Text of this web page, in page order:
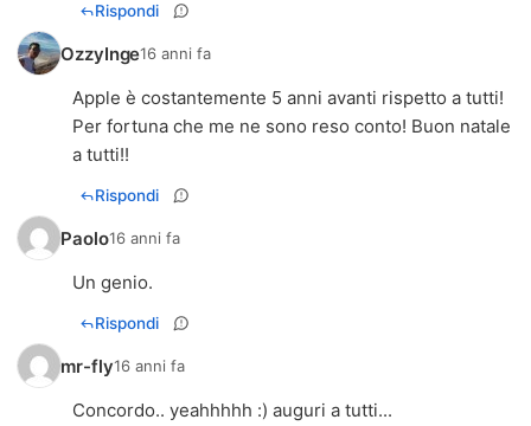
Rispondi
OzzyInge16 anni fa
Apple è costantemente 5 anni avanti rispetto a tutti!
Per fortuna che me ne sono reso conto! Buon natale
a tutti!!
Rispondi
Paolo16 anni fa
Un genio.
Rispondi
mr-fly16 anni fa
Concordo.. yeahhhhh :) auguri a tutti...